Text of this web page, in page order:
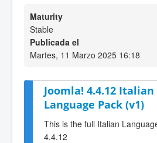
Maturity
Stable
Publicada el
Martes, 11 Marzo 2025 16:18
Joomla! 4.4.12
Language Pack (v1)
This is the full Italian
4.4.12